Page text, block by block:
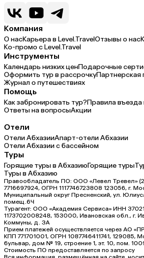
Компания
О насКарьера в Level.TravelОтзывы о нас
Ко-промо с Level.Travel
Инструменты
Календарь низких ценПодарочные
Оформить тур в рассрочкуПартнерская
Журнал о путешествиях
Помощь
Как забронировать тур?Правила въезда
Ответы на вопросыАкции
Отели
Отели АбхазииАпарт-отели Абхазии
Отели Абхазии с бассейном
Туры
Горящие туры в АбхазиюГорящие туры
Туры в Абхазию
Правообладатель ПО: ООО «Левел Тревел»
7716697924, ОГРН 1117746723808 123056, г.
Муниципальный округ Пресненский, ул.
помещ.6Ч
Турагент: ООО «Академия Сервиса» ИНН
1173702008248, 153000, Ивановская обл., г.
Коммуны, д. ЗА
Прием платежей осуществляется через АО
КПП 771701001, ОГРН 1087746411741, 129085,
бульвар, дом № 19, строение 1, эт. 10, пом.
Стоимость ПО предоставляется по запросу